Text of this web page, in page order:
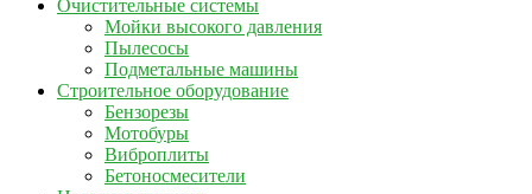
Очистительные системы
Мойки высокого давления
Пылесосы
Подметальные машины
Строительное оборудование
Бензорезы
Мотобуры
Виброплиты
Бетоносмесители